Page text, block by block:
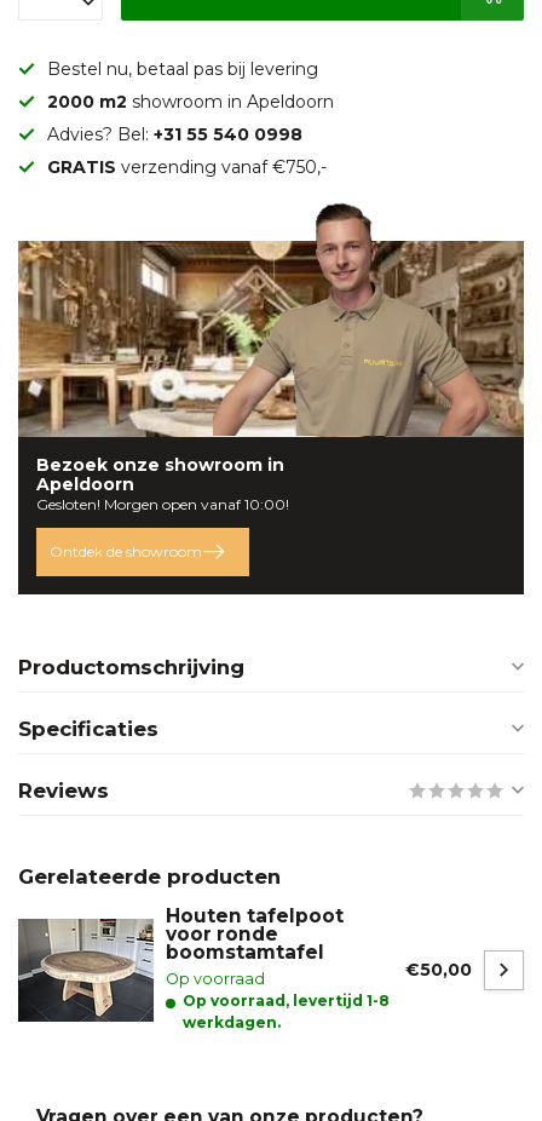
Bestel nu, betaal pas bij levering
2000 m2 showroom in Apeldoorn
Advies? Bel: +31 55 540 0998
GRATIS verzending vanaf €750,-
Bezoek onze showroom in
Apeldoorn
Gesloten! Morgen open vanaf 10:00!
Ontdek de showroom
Productomschrijving
Specificaties
Reviews
Gerelateerde producten
Houten tafelpoot
voor ronde
boomstamtafel
Op voorraad
Op voorraad, levertijd 1-8
werkdagen.
€50,00
Vragen over een van onze producten?